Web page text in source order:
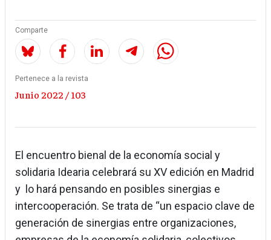
Comparte
Pertenece a la revista
Junio 2022 / 103
El encuentro bienal de la economía social y
solidaria Idearia celebrará su XV edición en Madrid
y lo hará pensando en posibles sinergias e
intercooperación. Se trata de “un espacio clave de
generación de sinergias entre organizaciones,